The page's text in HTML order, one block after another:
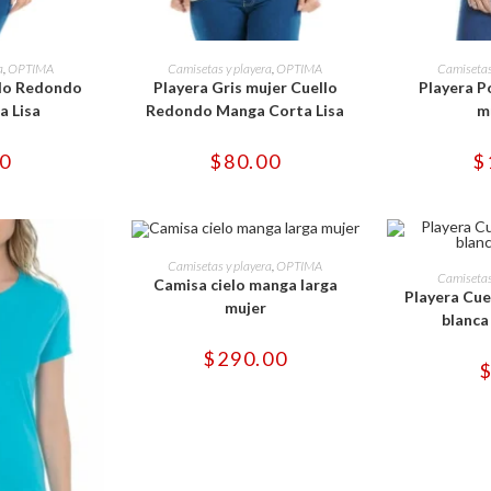
OPTIMA
Redondo
Lisa
SELECCIONAR OPCIONES
Este
producto
tiene
múltiples
variantes.
Las
se
pueden
página
producto
Camisetas y playera OPTIMA
Playera Gris mujer Cuello
Redondo Manga Corta Lisa
$80.00
Playera
$
SELECCIONAR OPCIONES
producto
tiene
múltiples
variantes.
Las
se
pueden
Camisetas y playera OPTIMA
Camisa cielo manga larga
mujer
$290.00
Playera
$